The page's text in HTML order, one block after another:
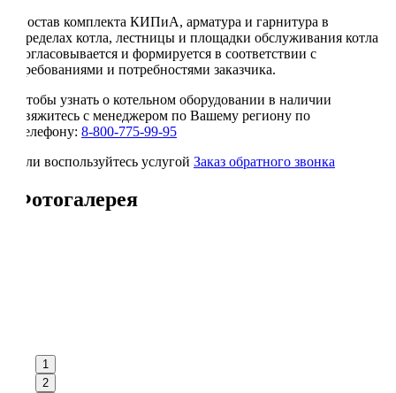
Состав комплекта КИПиА, арматура и гарнитура в
пределах котла, лестницы и площадки обслуживания котла
согласовывается и формируется в соответствии с
требованиями и потребностями заказчика.
Чтобы узнать о котельном оборудовании в наличии
свяжитесь с менеджером по Вашему региону по
телефону: 8-800-775-99-95
или воспользуйтесь услугой Заказ обратного звонка
Фотогалерея
1
2